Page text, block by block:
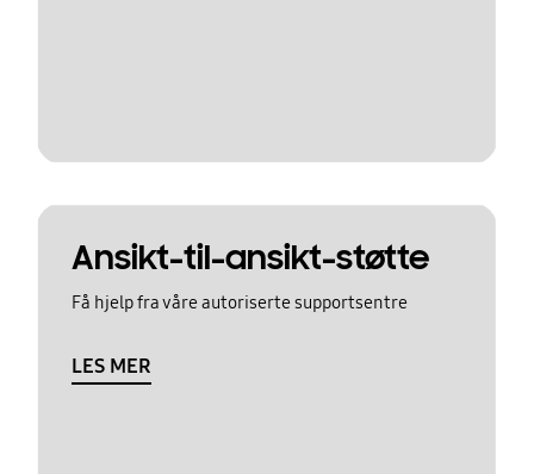
Ansikt-til-ansikt-støtte
Få hjelp fra våre autoriserte supportsentre
LES MER